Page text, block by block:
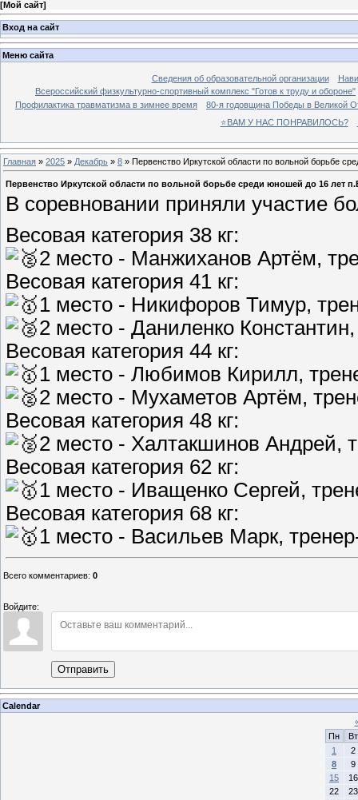
[Мой сайт]
Вход на сайт
Меню сайта
Сведения об образовательной организации
Всероссийский физкультурно-спортивный комплекс "Готов к труду и обороне"
Профилактика травматизма в зимнее время
80-я годовщина Победы в Великой
⭐ВАМ У НАС ПОНРАВИЛОСЬ?
Главная » 2025 » Декабрь » 8 » Первенство Иркутской области по вольной борьбе
Первенство Иркутской области по вольной борьбе среди юношей до 16 лет
В соревновании приняли участие
Весовая категория 38 кг:
2 место - Манжиханов Артём,
Весовая категория 41 кг:
1 место - Никифоров Тимур,
2 место - Даниленко
Весовая категория 44 кг:
1 место - Любимов Кирилл,
2 место - Мухаметов Артём,
Весовая категория 48 кг:
2 место - Халтакшинов Андрей,
Весовая категория 62 кг:
1 место - Иващенко Сергей,
Весовая категория 68 кг:
1 место - Васильев Марк,
Всего комментариев: 0
Войдите:
Отправить
Calendar
Пн
Вт
1
2
8
9
15
16
22
23